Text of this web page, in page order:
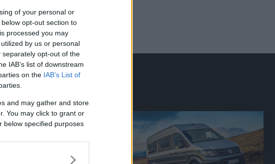
of your personal or
opt-out section to
processed you may
by us or personal
opt-out of the
IAB’s list of downstream
on the IAB’s List of
and may gather and store
You may click to grant or
below specified purposes